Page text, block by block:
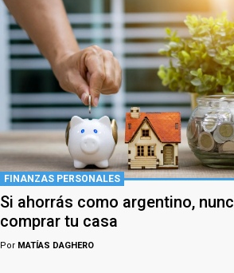
FINANZAS PERSONALES
Si ahorrás como argentino,
comprar tu casa
Por MATÍAS DAGHERO